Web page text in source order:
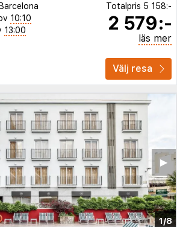
Barcelona
10:10
13:00
Totalpris 5 158:-
2 579:-
läs mer
Välj resa
1/8
▶︎